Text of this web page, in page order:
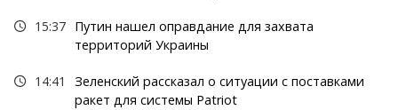
15:37 Путин нашел оправдание для захвата
территорий Украины
14:41
Зеленский рассказал о ситуации с поставками
ракет для системы Patriot